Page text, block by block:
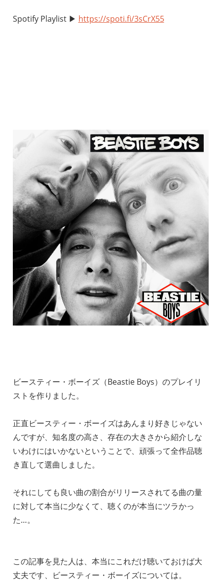
Spotify Playlist ▶︎ https://spoti.fi/3sCrX55
ビースティー・ボーイズ（Beastie Boys）のプレイリ
ストを作りました。
正直ビースティー・ボーイズはあんまり好きじゃない
んですが、知名度の高さ、存在の大きさから紹介しな
いわけにはいかないということで、頑張って全作品聴
き直して選曲しました。
それにしても良い曲の割合がリリースされてる曲の量
に対して本当に少なくて、聴くのが本当にツラかっ
た…。
この記事を見た人は、本当にこれだけ聴いておけば大
丈夫です、ビースティー・ボーイズについては。